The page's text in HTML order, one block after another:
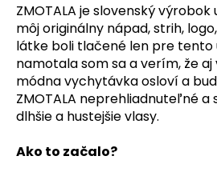
ZMOTALA je slovenský výrobok
môj originálny nápad, strih,
látke boli tlačené len pre tento
namotala som sa a verím, že
módna vychytávka osloví a
ZMOTALA neprehliadnuteľné
dlhšie a hustejšie vlasy.
Ako to začalo?